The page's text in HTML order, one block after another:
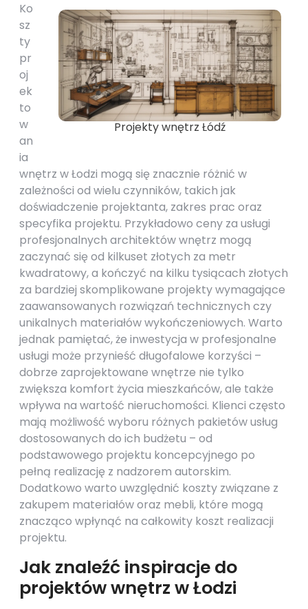
Projekty wnętrz Łódź
Ko
sz
ty
pr
oj
ek
to
w
an
ia
wnętrz w Łodzi mogą się znacznie różnić w
zależności od wielu czynników, takich jak
doświadczenie projektanta, zakres prac oraz
specyfika projektu. Przykładowo ceny za usługi
profesjonalnych architektów wnętrz mogą
zaczynać się od kilkuset złotych za metr
kwadratowy, a kończyć na kilku tysiącach złotych
za bardziej skomplikowane projekty wymagające
zaawansowanych rozwiązań technicznych czy
unikalnych materiałów wykończeniowych. Warto
jednak pamiętać, że inwestycja w profesjonalne
usługi może przynieść długofalowe korzyści –
dobrze zaprojektowane wnętrze nie tylko
zwiększa komfort życia mieszkańców, ale także
wpływa na wartość nieruchomości. Klienci często
mają możliwość wyboru różnych pakietów usług
dostosowanych do ich budżetu – od
podstawowego projektu koncepcyjnego po
pełną realizację z nadzorem autorskim.
Dodatkowo warto uwzględnić koszty związane z
zakupem materiałów oraz mebli, które mogą
znacząco wpłynąć na całkowity koszt realizacji
projektu.
Jak znaleźć inspiracje do
projektów wnętrz w Łodzi